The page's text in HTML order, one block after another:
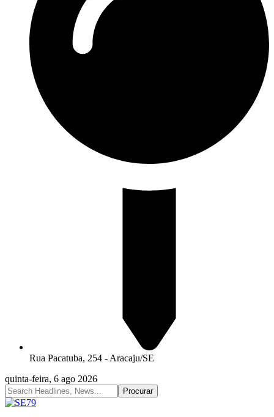
Rua Pacatuba, 254 - Aracaju/SE
quinta-feira, 6 ago 2026